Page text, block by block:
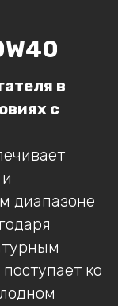
в
с
диапазоне
ко